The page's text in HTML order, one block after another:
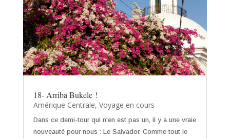
18- Arriba Bukele !
Amérique Centrale, Voyage en cours
Dans ce demi-tour qui n'en est pas un, il y a une vraie
nouveauté pour nous : Le Salvador. Comme tout le